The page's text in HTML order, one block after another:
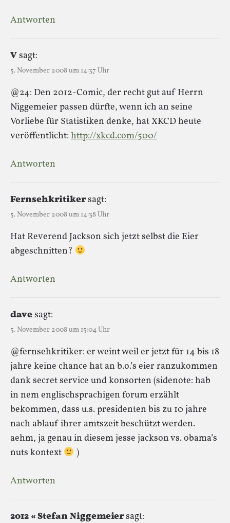
Antworten
Vsagt:
5. November 2008 um 14:37 Uhr
@24: Den 2012-Comic, der recht gut auf Herrn
Niggemeier passen dürfte, wenn ich an seine
Vorliebe für Statistiken denke, hat XKCD heute
veröffentlicht: http://xkcd.com/500/
Antworten
Fernsehkritikersagt:
5. November 2008 um 14:38 Uhr
Hat Reverend Jackson sich jetzt selbst die Eier
abgeschnitten?
Antworten
davesagt:
5. November 2008 um 15:04 Uhr
@fernsehkritiker: er weint weil er jetzt für 14 bis 18
jahre keine chance hat an b.o.’s eier ranzukommen
dank secret service und konsorten (sidenote: hab
in nem englischsprachigen forum erzählt
bekommen, dass u.s. presidenten bis zu 10 jahre
nach ablauf ihrer amtszeit beschützt werden.
aehm, ja genau in diesem jesse jackson vs. obama’s
nuts kontext
)
Antworten
2012 « Stefan Niggemeiersagt: